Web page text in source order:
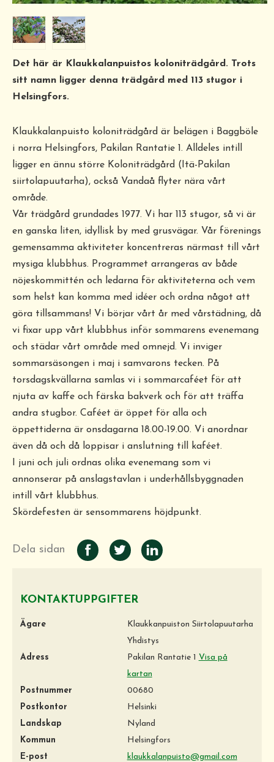
Det här är Klaukkalanpuistos koloniträdgård. Trots
sitt namn ligger denna trädgård med 113 stugor i
Helsingfors.
Klaukkalanpuisto koloniträdgård är belägen i Baggböle
i norra Helsingfors, Pakilan Rantatie 1. Alldeles intill
ligger en ännu större Koloniträdgård (Itä-Pakilan
siirtolapuutarha), också Vandaå flyter nära vårt
område.
Vår trädgård grundades 1977. Vi har 113 stugor, så vi är
en ganska liten, idyllisk by med grusvägar. Vår förenings
gemensamma aktiviteter koncentreras närmast till vårt
mysiga klubbhus. Programmet arrangeras av både
nöjeskommittén och ledarna för aktiviteterna och vem
som helst kan komma med idéer och ordna något att
göra tillsammans! Vi börjar vårt år med vårstädning, då
vi fixar upp vårt klubbhus inför sommarens evenemang
och städar vårt område med omnejd. Vi inviger
sommarsäsongen i maj i samvarons tecken. På
torsdagskvällarna samlas vi i sommarcaféet för att
njuta av kaffe och färska bakverk och för att träffa
andra stugbor. Caféet är öppet för alla och
öppettiderna är onsdagarna 18.00-19.00. Vi anordnar
även då och då loppisar i anslutning till kaféet.
I juni och juli ordnas olika evenemang som vi
annonserar på anslagstavlan i underhållsbyggnaden
intill vårt klubbhus.
Skördefesten är sensommarens höjdpunkt.
Dela sidan
KONTAKTUPPGIFTER
Ägare
Klaukkanpuiston Siirtolapuutarha
Yhdistys
Adress
Pakilan Rantatie 1 Visa på
kartan
Postnummer
00680
Postkontor
Helsinki
Landskap
Nyland
Kommun
Helsingfors
E-post
klaukkalanpuisto@gmail.com